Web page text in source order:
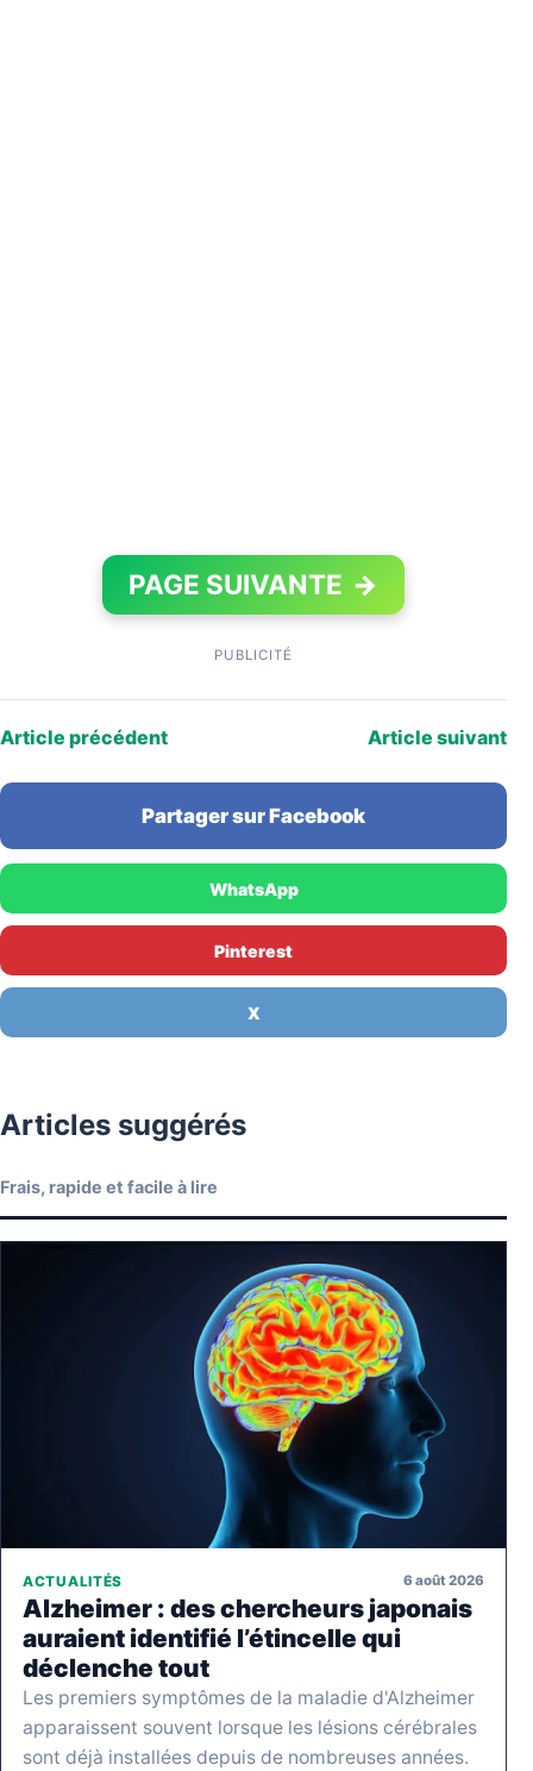
PAGE SUIVANTE →
PUBLICITÉ
Article précédent Article suivant
Partager sur Facebook
WhatsApp
Pinterest
X
Articles suggérés
Frais, rapide et facile à lire
ACTUALITÉS 6 août 2026
Alzheimer : des chercheurs japonais
auraient identifié l’étincelle qui
déclenche tout
Les premiers symptômes de la maladie d'Alzheimer
apparaissent souvent lorsque les lésions cérébrales
sont déjà installées depuis de nombreuses années.